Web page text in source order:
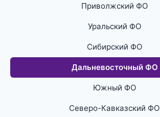
Приволжский ФО
Уральский ФО
Сибирский ФО
Дальневосточный ФО
Южный ФО
Северо-Кавказский ФО